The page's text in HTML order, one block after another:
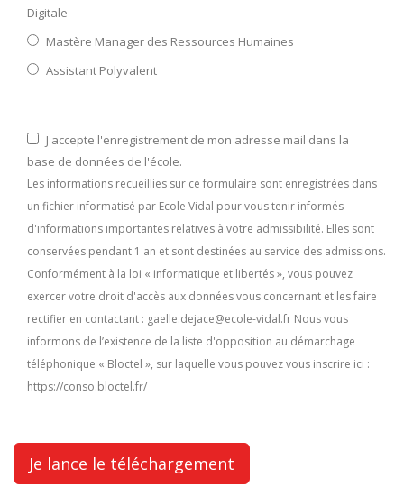
Digitale
Mastère Manager des Ressources Humaines
Assistant Polyvalent
J'accepte l'enregistrement de mon adresse mail dans la
base de données de l'école.
Les informations recueillies sur ce formulaire sont enregistrées dans
un fichier informatisé par Ecole Vidal pour vous tenir informés
d'informations importantes relatives à votre admissibilité. Elles sont
conservées pendant 1 an et sont destinées au service des admissions.
Conformément à la loi « informatique et libertés », vous pouvez
exercer votre droit d'accès aux données vous concernant et les faire
rectifier en contactant : gaelle.dejace@ecole-vidal.fr Nous vous
informons de l’existence de la liste d'opposition au démarchage
téléphonique « Bloctel », sur laquelle vous pouvez vous inscrire ici :
https://conso.bloctel.fr/